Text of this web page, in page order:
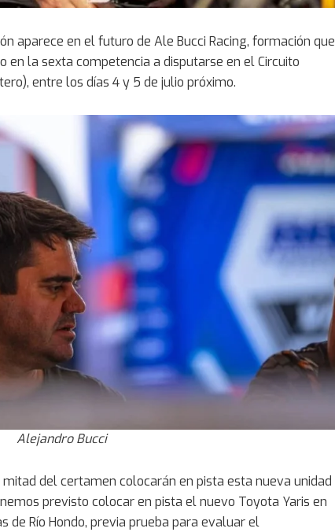
aparece en el futuro de Ale Bucci Racing, formación que
en la sexta competencia a disputarse en el Circuito
entre los días 4 y 5 de julio próximo.
Alejandro Bucci
del certamen colocarán en pista esta nueva unidad
previsto colocar en pista el nuevo Toyota Yaris en
de Río Hondo, previa prueba para evaluar el